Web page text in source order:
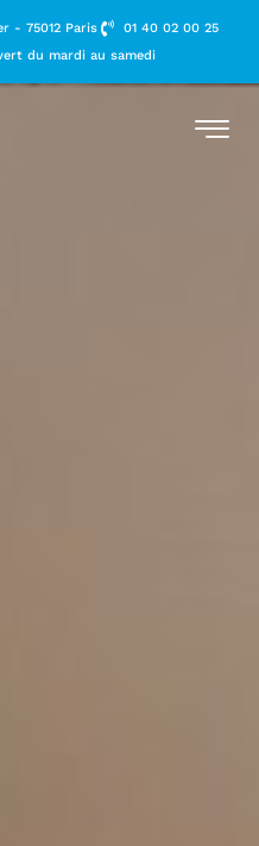
- 75012 Paris
01 40 02 00 25
du mardi au samedi